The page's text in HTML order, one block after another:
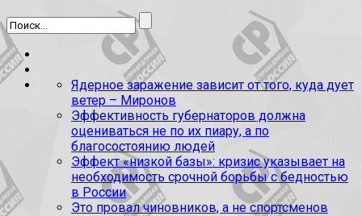
Ядерное заражение зависит от того, куда дует
ветер – Миронов
Эффективность губернаторов должна
оцениваться не по их пиару, а по
благосостоянию людей
Эффект «низкой базы»: кризис указывает на
необходимость срочной борьбы с бедностью
в России
Это провал чиновников, а не спортсменов